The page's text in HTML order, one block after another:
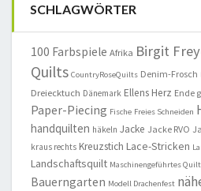
SCHLAGWÖRTER
100 Farbspiele Afrika Birgit
Quilts CountryRoseQuilts Denim-Frosch
Dreiecktuch Dänemark Ellens Herz Ende
Paper-Piecing Fische Freies Schneiden
handquilten häkeln Jacke Jacke RVO
kraus rechts Kreuzstich Lace-Stricken
Landschaftsquilt Maschinengeführtes
Bauerngarten Modell Drachenfest